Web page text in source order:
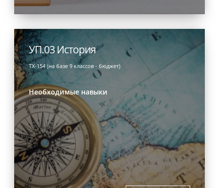
УП.03 История
ТХ-154 (на базе 9 классов - бюджет)
Необходимые навыки